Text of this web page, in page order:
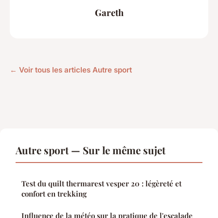
Gareth
← Voir tous les articles Autre sport
Autre sport — Sur le même sujet
Test du quilt thermarest vesper 20 : légèreté et
confort en trekking
Influence de la météo sur la pratique de l'escalade